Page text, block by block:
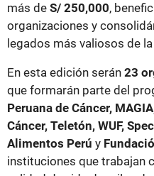
más de S/ 250,000,
organizaciones y
legados más valiosos de
En esta edición serán 23
que formarán parte del
Peruana de Cáncer,
Cáncer, Teletón, WUF,
Alimentos Perú y
instituciones que trabajan